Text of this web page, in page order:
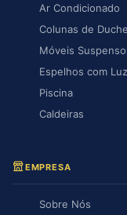
Ar Condicionado
Colunas de Duche
Móveis
Espelhos com Luz
Piscina
Caldeiras
EMPRESA
Sobre Nós